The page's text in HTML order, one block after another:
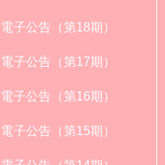
電子公告（第18期）
電子公告（第17期）
電子公告（第16期）
電子公告（第15期）